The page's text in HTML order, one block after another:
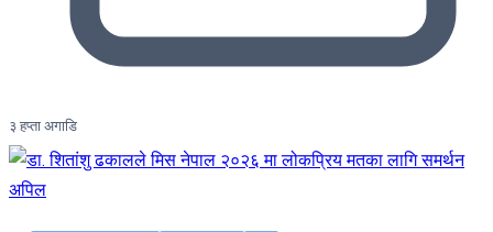
३ हप्ता अगाडि